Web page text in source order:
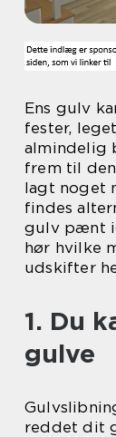
Ens gulv
fester,
almindelig
frem til
lagt noget
findes
gulv pænt
hør hvilke
udskifter
1. Du
gulve
reddet dit